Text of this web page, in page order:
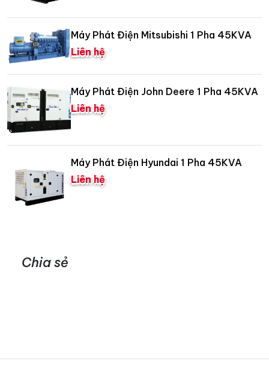
Máy Phát Điện Mitsubishi 1 Pha 45KVA
Liên hệ
Máy Phát Điện John Deere 1 Pha 45KVA
Liên hệ
Máy Phát Điện Hyundai 1 Pha 45KVA
Liên hệ
Chia sẻ